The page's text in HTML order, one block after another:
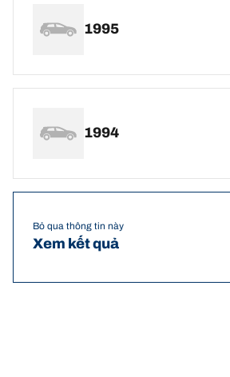
1995
1994
Bỏ qua thông tin này
Xem kết quả